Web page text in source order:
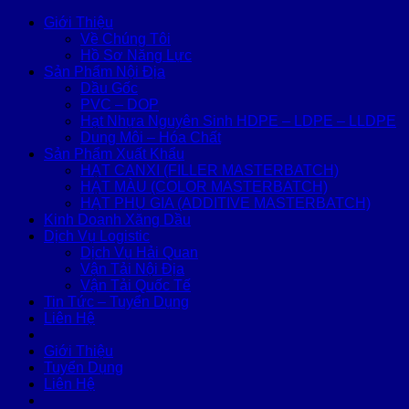
Giới Thiệu
Về Chúng Tôi
Hồ Sơ Năng Lực
Sản Phẩm Nội Địa
Dầu Gốc
PVC – DOP
Hạt Nhựa Nguyên Sinh HDPE – LDPE – LLDPE
Dung Môi – Hóa Chất
Sản Phẩm Xuất Khẩu
HẠT CANXI (FILLER MASTERBATCH)
HẠT MÀU (COLOR MASTERBATCH)
HẠT PHỤ GIA (ADDITIVE MASTERBATCH)
Kinh Doanh Xăng Dầu
Dịch Vụ Logistic
Dịch Vụ Hải Quan
Vận Tải Nội Địa
Vận Tải Quốc Tế
Tin Tức – Tuyển Dụng
Liên Hệ
Giới Thiệu
Tuyển Dụng
Liên Hệ